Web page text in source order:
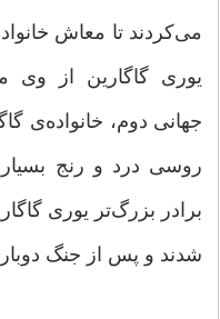
می‌کردند تا معاش
یوری گاگارین از وی
روسی درد و رنج
شدند و پس از جنگ